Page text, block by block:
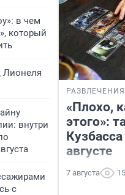
в чем
который
Лионеля
внутри
с
РАЗВЛЕЧЕНИЯ
«Плохо,
этого»:
августе
7 августа